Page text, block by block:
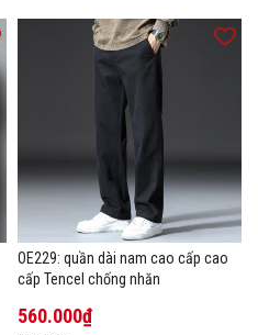
OE229: quần dài nam cao cấp cao
cấp Tencel chống nhăn
560.000₫